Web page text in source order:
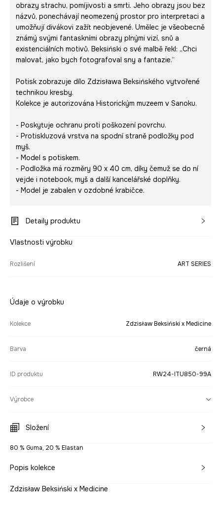
obrazy strachu, pomíjivosti a smrti. Jeho obrazy jsou bez
názvů, ponechávají neomezený prostor pro interpretaci a
umožňují divákovi zažít neobjevené. Umělec je všeobecně
známý svými fantaskními obrazy plnými vizí, snů a
existenciálních motivů. Beksiński o své malbě řekl: „Chci
malovat, jako bych fotografoval sny a fantazie.“
Potisk zobrazuje dílo Zdzisława Beksińského vytvořené
technikou kresby.
Kolekce je autorizována Historickým muzeem v Sanoku.
- Poskytuje ochranu proti poškození povrchu.
- Protiskluzová vrstva na spodní straně podložky pod
myš.
- Model s potiskem.
- Podložka má rozměry 90 x 40 cm, díky čemuž se do ní
vejde i notebook, myš a další kancelářské doplňky.
- Model je zabalen v ozdobné krabičce.
Detaily produktu
Vlastnosti výrobku
Rozlišení ART SERIES
Údaje o výrobku
Kolekce Zdzisław Beksiński x Medicine
Barva černá
ID produktu RW24-ITU850-99A
Výrobce
Složení
80 % Guma, 20 % Elastan
Popis kolekce
Zdzisław Beksiński x Medicine